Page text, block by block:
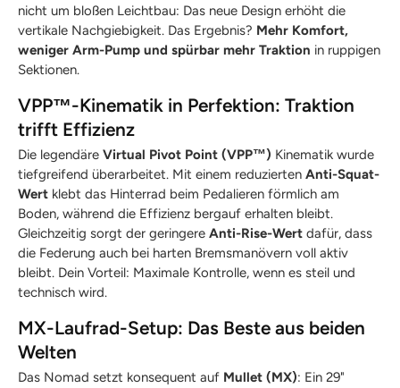
nicht um bloßen Leichtbau: Das neue Design erhöht die
vertikale Nachgiebigkeit. Das Ergebnis? Mehr Komfort,
weniger Arm-Pump und spürbar mehr Traktion in ruppigen
Sektionen.
VPP™-Kinematik in Perfektion: Traktion
trifft Effizienz
Die legendäre Virtual Pivot Point (VPP™) Kinematik wurde
tiefgreifend überarbeitet. Mit einem reduzierten Anti-Squat-
Wert klebt das Hinterrad beim Pedalieren förmlich am
Boden, während die Effizienz bergauf erhalten bleibt.
Gleichzeitig sorgt der geringere Anti-Rise-Wert dafür, dass
die Federung auch bei harten Bremsmanövern voll aktiv
bleibt. Dein Vorteil: Maximale Kontrolle, wenn es steil und
technisch wird.
MX-Laufrad-Setup: Das Beste aus beiden
Welten
Das Nomad setzt konsequent auf Mullet (MX): Ein 29"